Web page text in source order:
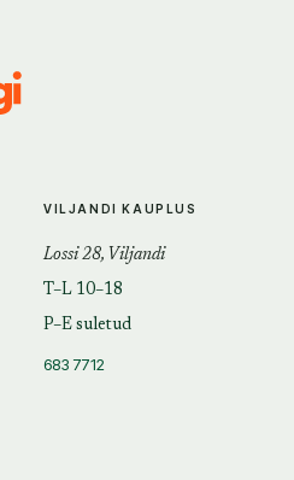
VILJANDI KAUPLUS
Lossi 28, Viljandi
T–L 10–18
P–E suletud
683 7712